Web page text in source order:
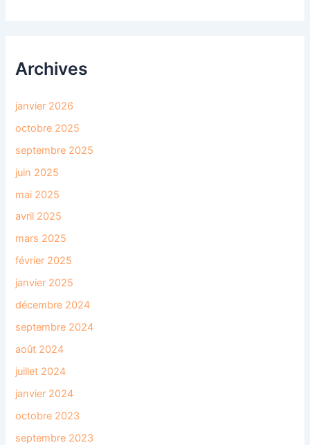
Archives
janvier 2026
octobre 2025
septembre 2025
juin 2025
mai 2025
avril 2025
mars 2025
février 2025
janvier 2025
décembre 2024
septembre 2024
août 2024
juillet 2024
janvier 2024
octobre 2023
septembre 2023